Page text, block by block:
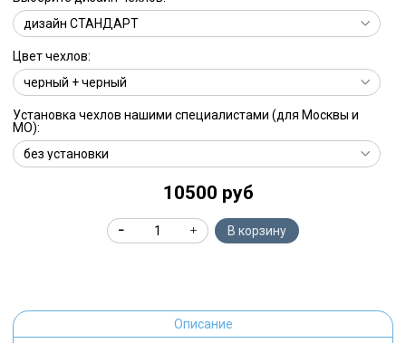
Цвет чехлов:
Установка чехлов нашими специалистами (для Москвы и
МО):
10500 руб
В корзину
Описание